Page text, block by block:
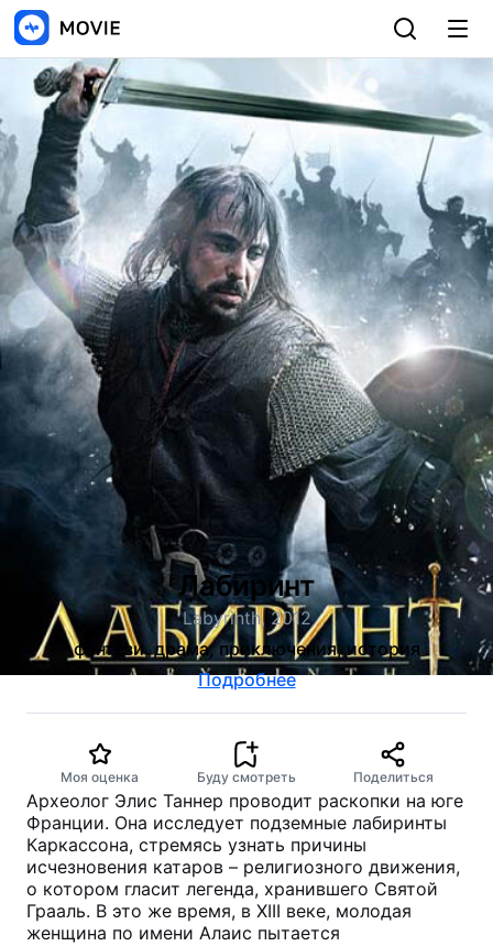
Лабиринт
Labyrinth, 2012
фэнтези, драма, приключения, история
Подробнее
Моя оценка Буду смотреть Поделиться
Археолог Элис Таннер проводит раскопки на юге
Франции. Она исследует подземные лабиринты
Каркассона, стремясь узнать причины
исчезновения катаров – религиозного движения,
о котором гласит легенда, хранившего Святой
Грааль. В это же время, в XIII веке, молодая
женщина по имени Алаис пытается